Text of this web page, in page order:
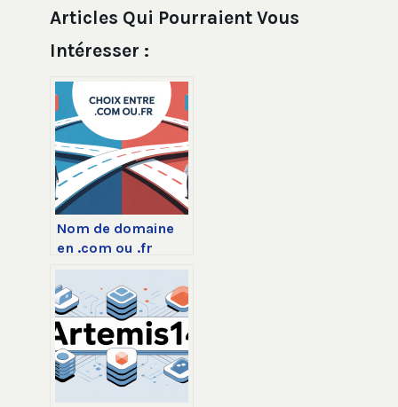
Articles Qui Pourraient Vous
Intéresser :
Nom de domaine
en .com ou .fr
sereinement